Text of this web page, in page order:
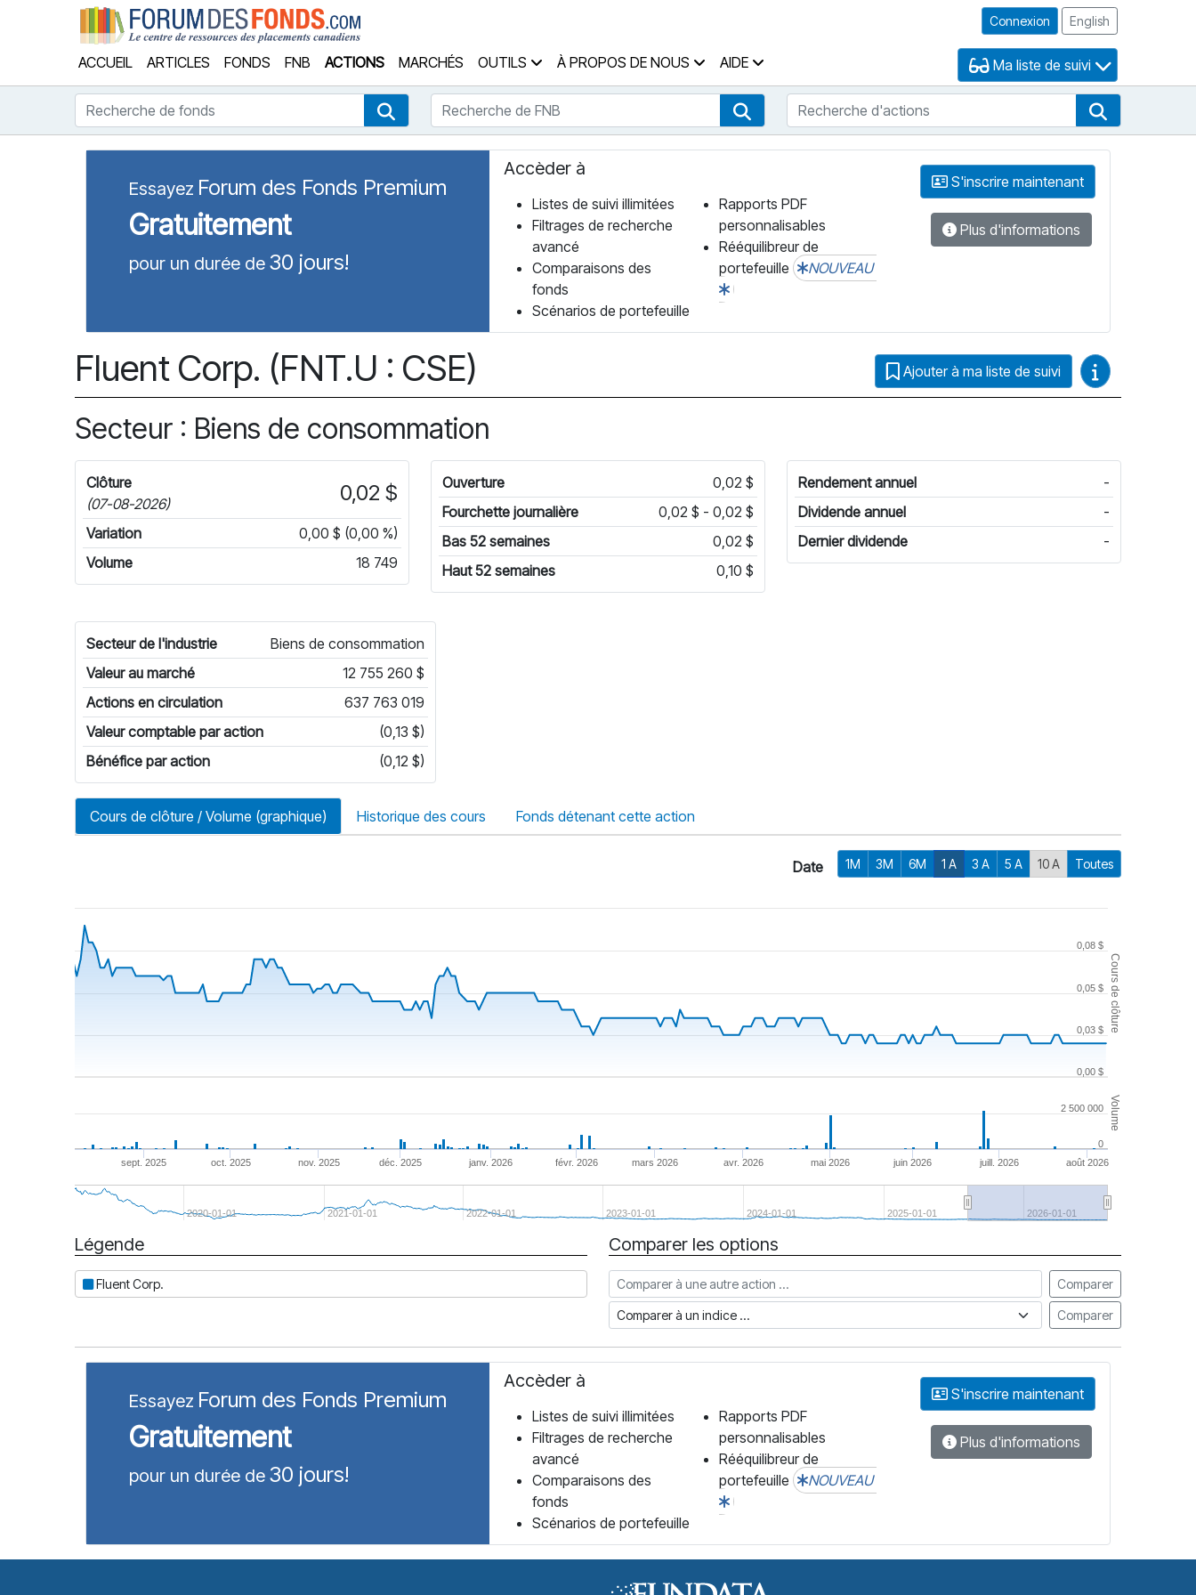
Connexion English
ACCUEIL ARTICLES FONDS FNB ACTIONS MARCHÉS OUTILS À PROPOS DE NOUS AIDE Ma liste de suivi
Recherche de fonds Recherche de fonds
Recherche de FNB Recherche de FNB
Recherche d'actions
Essayez Forum des Fonds Premium
Gratuitement
pour un durée de 30 jours!
Accèder à
Listes de suivi illimitées
Filtrages de recherche
avancé
Comparaisons des
fonds
Scénarios de portefeuille
Rapports PDF
personnalisables
Rééquilibreur de
portefeuille
NOUVEAU
S'inscrire maintenant
Plus d'informations
Fluent Corp. (FNT.U : CSE) Ajouter à ma liste de suivi Guides vidéo
Secteur : Biens de consommation
Clôture
(07-08-2026)
0,02 $
Variation
0,00 $ (0,00 %)
Volume
18 749
Ouverture
0,02 $
Fourchette journalière
0,02 $ - 0,02 $
Bas 52 semaines
0,02 $
Haut 52 semaines
0,10 $
Rendement annuel
-
Dividende annuel
-
Dernier dividende
-
Secteur de l'industrie
Biens de consommation
Valeur au marché
12 755 260 $
Actions en circulation
637 763 019
Valeur comptable par action
(0,13 $)
Bénéfice par action
(0,12 $)
Cours de clôture / Volume (graphique) Historique des cours Fonds détenant cette action
Date 1M 3M 6M 1 A 3 A 5 A 10 A Toutes
Cours de clôture
Volume
janv. 2026 juill. 2026
sept. 2025 oct. 2025 nov. 2025 déc. 2025 févr. 2026 mars 2026 avr. 2026 mai 2026 juin 2026 août 2026
2020-01-01 2021-01-01 2022-01-01 2023-01-01 2024-01-01 2025-01-01 2026-01-01
0,00 $
0,03 $
0,05 $
0,08 $
0
2 500 000
Date
Légende
Fluent Corp.
Comparer les options
Comparer à une autre action Comparer
Comparer à un indice Comparer
Essayez Forum des Fonds Premium
Gratuitement
pour un durée de 30 jours!
Accèder à
Listes de suivi illimitées
Filtrages de recherche
avancé
Comparaisons des
fonds
Scénarios de portefeuille
Rapports PDF
personnalisables
Rééquilibreur de
portefeuille
NOUVEAU
S'inscrire maintenant
Plus d'informations
Forum des Fonds Accueil